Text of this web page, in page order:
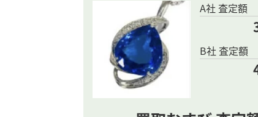
A社 査定額
B社 査定額